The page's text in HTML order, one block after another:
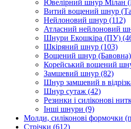
Ювелірний шнур Мілан
Витий вощений шнур
Нейлоновий шнур (112)
Атласний нейлоновий
Шнури Екошкіра (ПУ)
Шкіряний шнур (103)
Вощений шнур (Бавовна)
Корейський вощений
Замшевий шнур (82)
Шнур замшевий в
Шнур сутаж (42)
Резинки і силіконові
Інші шнури (9)
Молди, силіконові формочки
Стрічки (612)